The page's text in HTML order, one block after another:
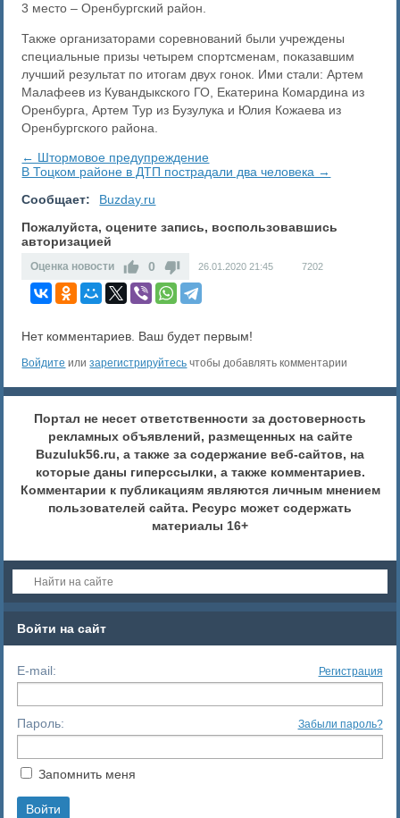
3 место – Оренбургский район.
Также организаторами соревнований были учреждены
специальные призы четырем спортсменам, показавшим
лучший результат по итогам двух гонок. Ими стали: Артем
Малафеев из Кувандыкского ГО, Екатерина Комардина из
Оренбурга, Артем Тур из Бузулука и Юлия Кожаева из
Оренбургского района.
← Штормовое предупреждение
В Тоцком районе в ДТП пострадали два человека →
Сообщает:
Buzday.ru
Пожалуйста, оцените запись, воспользовавшись
авторизацией
Оценка новости 0 26.01.2020 21:45 7202
Нет комментариев. Ваш будет первым!
Войдите илизарегистрируйтесь чтобы добавлять комментарии
Портал не несет ответственности за достоверность
рекламных объявлений, размещенных на сайте
Buzuluk56.ru, а также за содержание веб-сайтов, на
которые даны гиперссылки, а также комментариев.
Комментарии к публикациям являются личным мнением
пользователей сайта. Ресурс может содержать
материалы 16+
Войти на сайт
E-mail: Регистрация
Пароль: Забыли пароль?
Запомнить меня